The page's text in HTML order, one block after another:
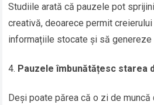
Studiile arată că pauzele pot
creativă, deoarece permit
informațiile stocate și să
Pauzele îmbunătățesc starea
Deși poate părea că o zi de